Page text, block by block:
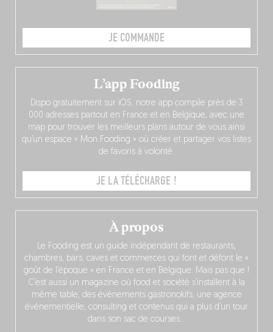
JE COMMANDE
À propos
Le Fooding est un guide indépendant de restaurants,
chambres, bars, caves et commerces qui font et défont le «
goût de l’époque » en France et en Belgique. Mais pas que !
C’est aussi un magazine où food et société s’installent à la
même table, des événements gastronokifs, une agence
événementielle, consulting et contenus qui a plus d’un tour
dans son sac de courses…
L’app Fooding
Dispo gratuitement sur iOS, notre app compile près de 3
000 adresses partout en France et en Belgique, avec une
map pour trouver les meilleurs plans autour de vous ainsi
qu’un espace « Mon Fooding » où créer et partager vos listes
de favoris à volonté.
JE LA TÉLÉCHARGE !